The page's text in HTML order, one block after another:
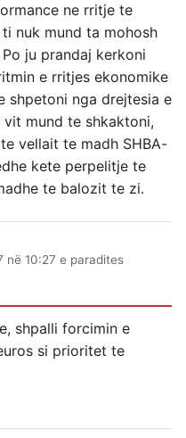
ne rritje te
nuk mund ta mohosh
ju prandaj kerkoni
e rritjes ekonomike
shpetoni nga drejtesia e
mund te shkaktoni,
vellait te madh SHBA-
kete perpelitje te
te balozit te zi.
në 10:27 e paradites
shpalli forcimin e
si prioritet te